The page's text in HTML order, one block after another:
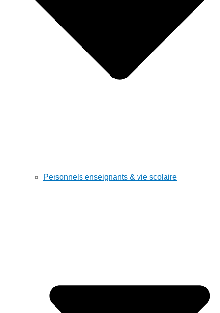
Personnels enseignants & vie scolaire